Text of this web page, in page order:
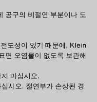
공구의 비절연 부분이나 도
도성이 있기 때문에, Klein
면 오염물이 없도록 보관해
마십시오.
시오. 절연부가 손상된 경